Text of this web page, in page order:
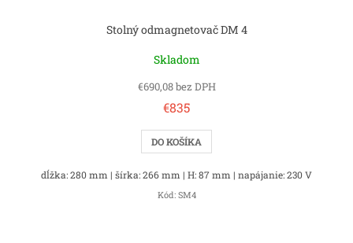
Stolný odmagnetovač DM 4
Skladom
€690,08 bez DPH
€835
DO KOŠÍKA
dĺžka: 280 mm | šírka: 266 mm | H: 87 mm | napájanie: 230 V
Kód: SM4